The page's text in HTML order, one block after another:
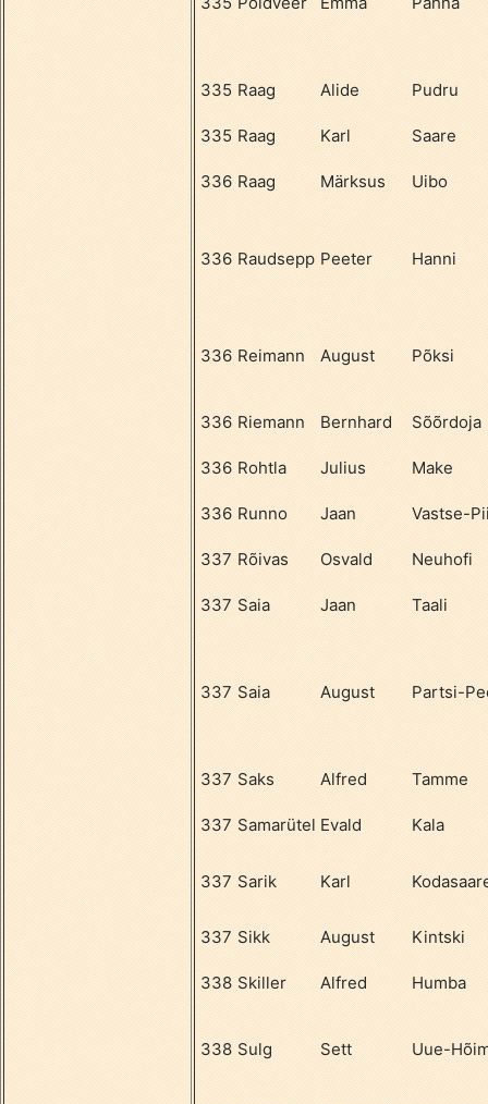
335 Raag Alide Pudru
335 Raag Karl Saare
336 Raag Märksus Uibo
336 Raudsepp Peeter Hanni
336 Reimann August Põksi
336 Riemann Bernhard Sõõrdoja
336 Rohtla Julius Make
336 Runno Jaan Vastse-
337 Rõivas Osvald Neuhofi
337 Saia Jaan Taali
337 Saia August Partsi-
337 Saks Alfred Tamme
337 Samarütel Evald Kala
337 Sarik Karl
337 Sikk August Kintski
338 Skiller Alfred Humba
338 Sulg Sett Uue-